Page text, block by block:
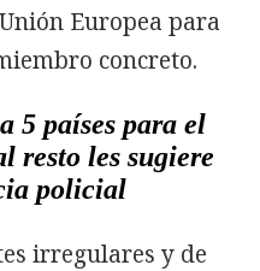
Europea para
concreto.
5 países para el
resto les sugiere
policial
irregulares y de